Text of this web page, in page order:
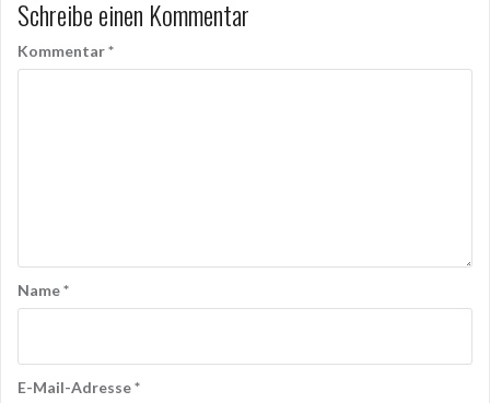
Schreibe einen Kommentar
Kommentar*
Name*
E-Mail-Adresse*